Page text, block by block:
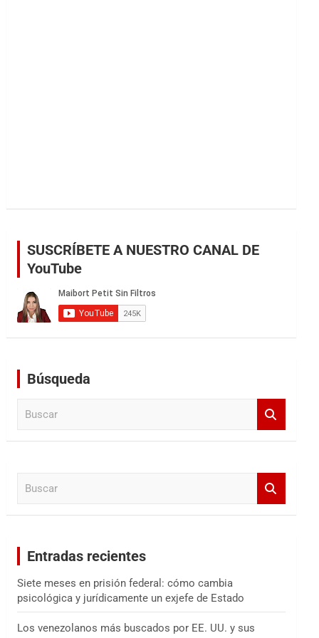
SUSCRÍBETE A NUESTRO CANAL DE
YouTube
Búsqueda
Entradas recientes
Siete meses en prisión federal: cómo cambia
psicológica y jurídicamente un exjefe de Estado
Los venezolanos más buscados por EE. UU. y sus